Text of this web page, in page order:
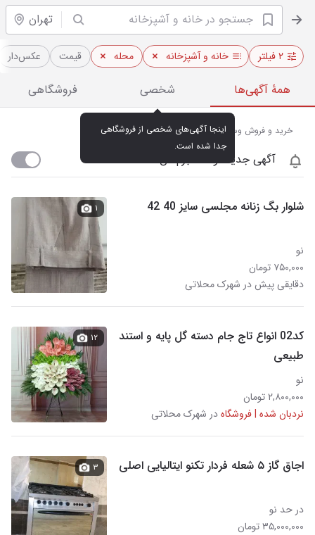
تهران
۲ فیلتر خانه و آشپزخانه محله قیمت عکس‌دار
همهٔ آگهی‌ها شخصی فروشگاهی
جدا شده است.
خرید و فروش وسایل آشپزخانه در شهرک محلاتی تهران
آگهی جدید اومد خبرم کن
شلوار بگ زنانه مجلسی سایز 40 42
نو
۷۵۰,۰۰۰ تومان
دقایقی پیش در شهرک محلاتی
۱
کد02 انواع تاج جام دسته گل پایه و استند
طبیعی
نو
۲,۸۰۰,۰۰۰ تومان
نردبان شده | فروشگاهدر شهرک محلاتی
۱۲
اجاق گاز ۵ شعله فردار تکنو ایتالیایی اصلی
در حد نو
۳۵,۰۰۰,۰۰۰ تومان
۳